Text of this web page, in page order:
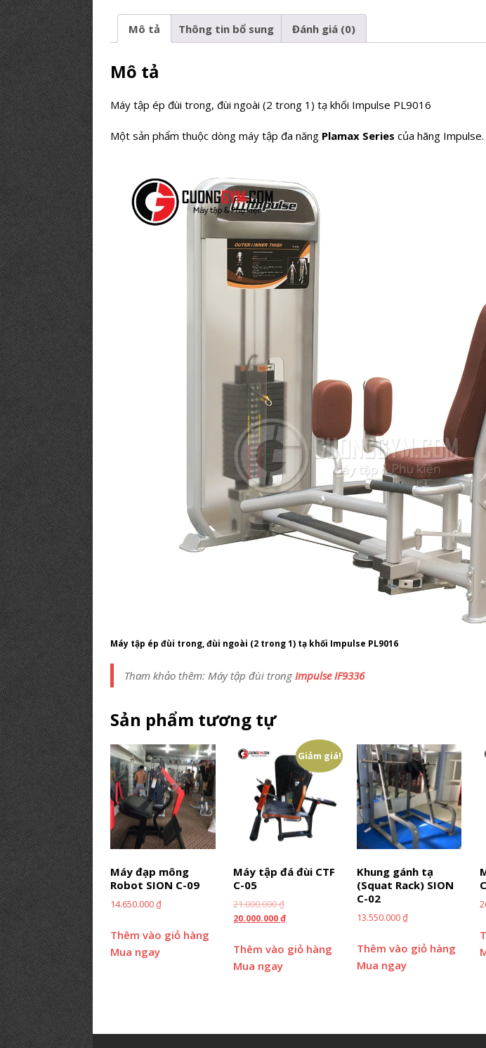
Mô tả Thông tin bổ sung Đánh giá (0)
Mô tả
Máy tập ép đùi trong, đùi ngoài (2 trong 1) tạ khối Impulse PL9016
Một sản phẩm thuộc dòng máy tập đa năng Plamax Series của hãng Impulse.
Máy tập ép đùi trong, đùi ngoài (2 trong 1) tạ khối Impulse PL9016
Tham khảo thêm: Máy tập đùi trong Impulse IF9336
Sản phẩm tương tự
Máy đạp mông
Robot SION C-09
14.650.000₫
Thêm vào giỏ hàng
Mua ngay
Giảm giá!
Máy tập đá đùi CTF
C-05
21.000.000₫
20.000.000₫
Thêm vào giỏ hàng
Mua ngay
Khung gánh tạ
(Squat Rack) SION
C-02
13.550.000₫
Thêm vào giỏ hàng
Mua ngay